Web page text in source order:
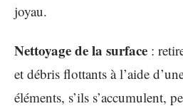
joyau.
Nettoyage de la surface :
et débris flottants à l’aide
éléments, s’ils s’accumulent,